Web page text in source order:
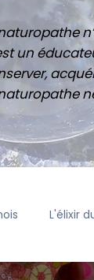
un
L'élixir